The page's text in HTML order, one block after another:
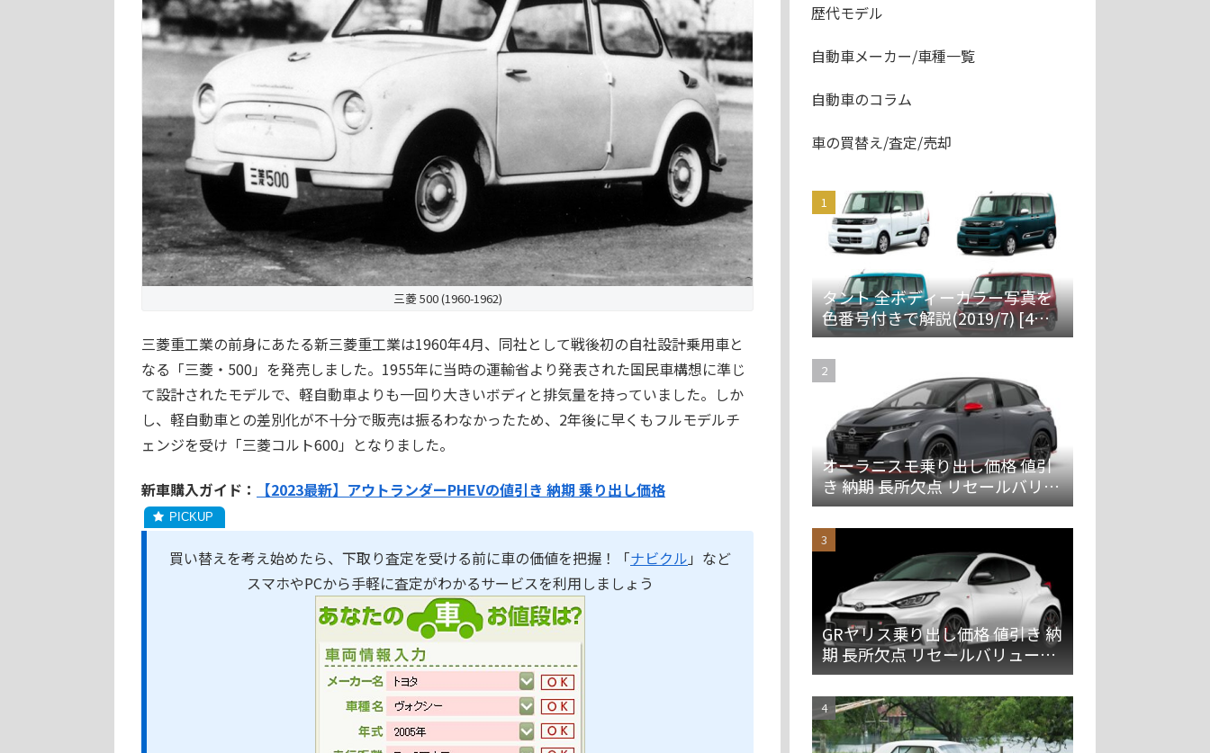
三菱 500 (1960-1962)
三菱重工業の前身にあたる新三菱重工業は1960年4月、同社として戦後初の自社設計乗用車と
なる「三菱・500」を発売しました。1955年に当時の運輸省より発表された国民車構想に準じ
て設計されたモデルで、軽自動車よりも一回り大きいボディと排気量を持っていました。しか
し、軽自動車との差別化が不十分で販売は振るわなかったため、2年後に早くもフルモデルチ
ェンジを受け「三菱コルト600」となりました。
新車購入ガイド： 【2023最新】アウトランダーPHEVの値引き 納期 乗り出し価格
買い替えを考え始めたら、下取り査定を受ける前に車の価値を把握！「ナビクル 」など
スマホやPCから手軽に査定がわかるサービスを利用しましょう
歴代モデル
自動車メーカー/車種一覧
自動車のコラム
車の買替え/査定/売却
タント 全ボディーカラー写真を
色番号付きで解説(2019/7) [4代
目 LA650S/660S]
オーラニスモ乗り出し価格 値引
き 納期 長所欠点 リセールバリュ
ーを解説
GRヤリス乗り出し価格 値引き 納
期 長所欠点 リセールバリューを
解説